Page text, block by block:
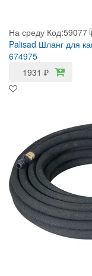
На среду Код:59077
Palisad Шланг для
674975
1931 ₽